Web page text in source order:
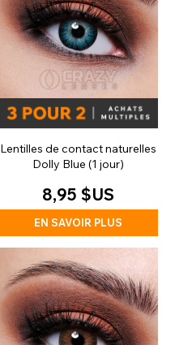
Lentilles de contact naturelles
Dolly Blue (1 jour)
8,95 $US
EN SAVOIR PLUS